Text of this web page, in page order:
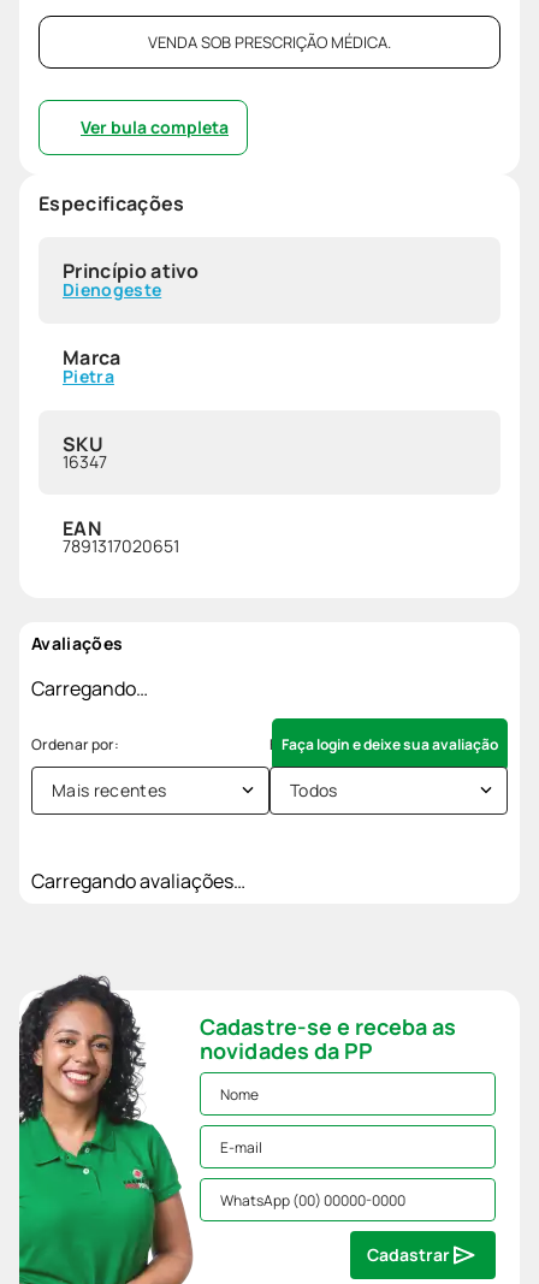
VENDA SOB PRESCRIÇÃO MÉDICA.
Ver bula completa
Especificações
Princípio ativo
Dienogeste
Marca
Pietra
SKU
16347
EAN
7891317020651
Avaliações
Carregando…
Faça login e deixe sua avaliação
Mais recentes Todos
Carregando avaliações…
Cadastre-se e receba as
novidades da PP
Cadastrar